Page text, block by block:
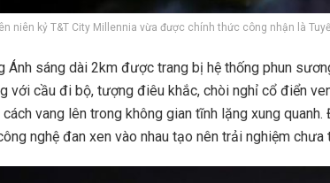
niên kỷ T&T City Millennia vừa được chính thức công nhận là
sáng dài 2km được trang bị hệ thống phun
với cầu đi bộ, tượng điêu khắc, chòi nghỉ cổ điển
vang lên trong không gian tĩnh lặng xung
nghệ đan xen vào nhau tạo nên trải nghiệm